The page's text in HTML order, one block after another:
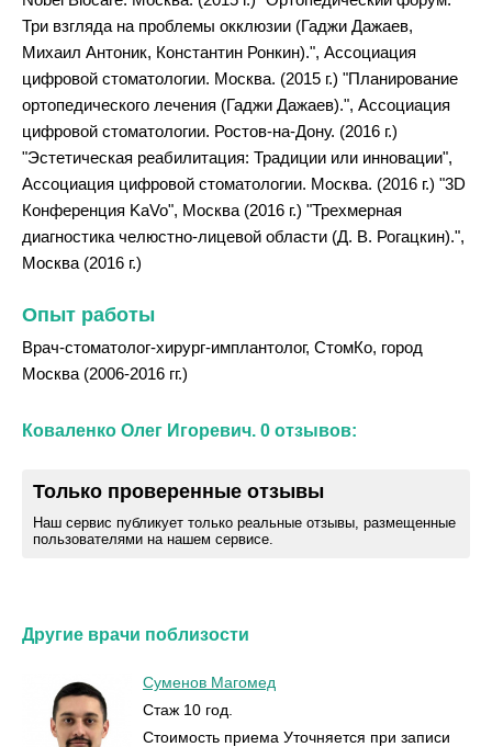
Три взгляда на проблемы окклюзии (Гаджи Дажаев,
Михаил Антоник, Константин Ронкин).", Ассоциация
цифровой стоматологии. Москва. (2015 г.) "Планирование
ортопедического лечения (Гаджи Дажаев).", Ассоциация
цифровой стоматологии. Ростов-на-Дону. (2016 г.)
"Эстетическая реабилитация: Традиции или инновации",
Ассоциация цифровой стоматологии. Москва. (2016 г.) "3D
Конференция KaVo", Москва (2016 г.) "Трехмерная
диагностика челюстно-лицевой области (Д. В. Рогацкин).",
Москва (2016 г.)
Опыт работы
Врач-стоматолог-хирург-имплантолог, СтомКо, город
Москва (2006-2016 гг.)
Коваленко Олег Игоревич. 0 отзывов:
Только проверенные отзывы
Наш сервис публикует только реальные отзывы, размещенные
пользователями на нашем сервисе.
Другие врачи поблизости
Суменов Магомед
Стаж 10 год.
Стоимость приема Уточняется при записи